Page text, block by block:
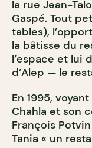
la rue Jean-
Gaspé. Tout
tables),
la bâtisse du
l’espace et lui
d’Alep — le
En 1995,
Chahla et son
François
Tania « un